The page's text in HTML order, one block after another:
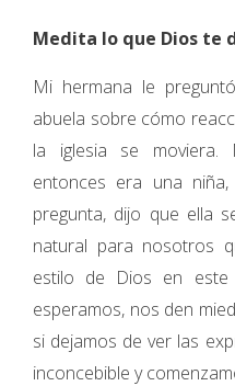
Medita lo que Dios te
Mi hermana le
abuela sobre cómo
la iglesia se
entonces era una
pregunta, dijo que ella
natural para nosotros
estilo de Dios en este
esperamos, nos den
si dejamos de ver las
inconcebible y